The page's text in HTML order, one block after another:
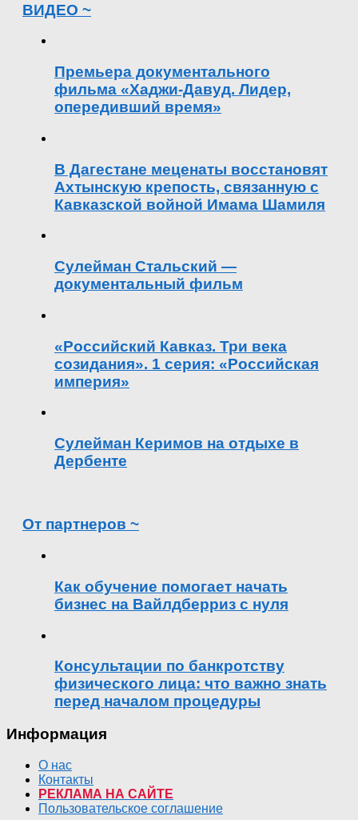
ВИДЕО ~
Премьера документального
фильма «Хаджи-Давуд. Лидер,
опередивший время»
В Дагестане меценаты восстановят
Ахтынскую крепость, связанную с
Кавказской войной Имама Шамиля
Сулейман Стальский —
документальный фильм
«Российский Кавказ. Три века
созидания». 1 серия: «Российская
империя»
Сулейман Керимов на отдыхе в
Дербенте
От партнеров ~
Как обучение помогает начать
бизнес на Вайлдберриз с нуля
Консультации по банкротству
физического лица: что важно знать
перед началом процедуры
Информация
О нас
Контакты
РЕКЛАМА НА САЙТЕ
Пользовательское соглашение